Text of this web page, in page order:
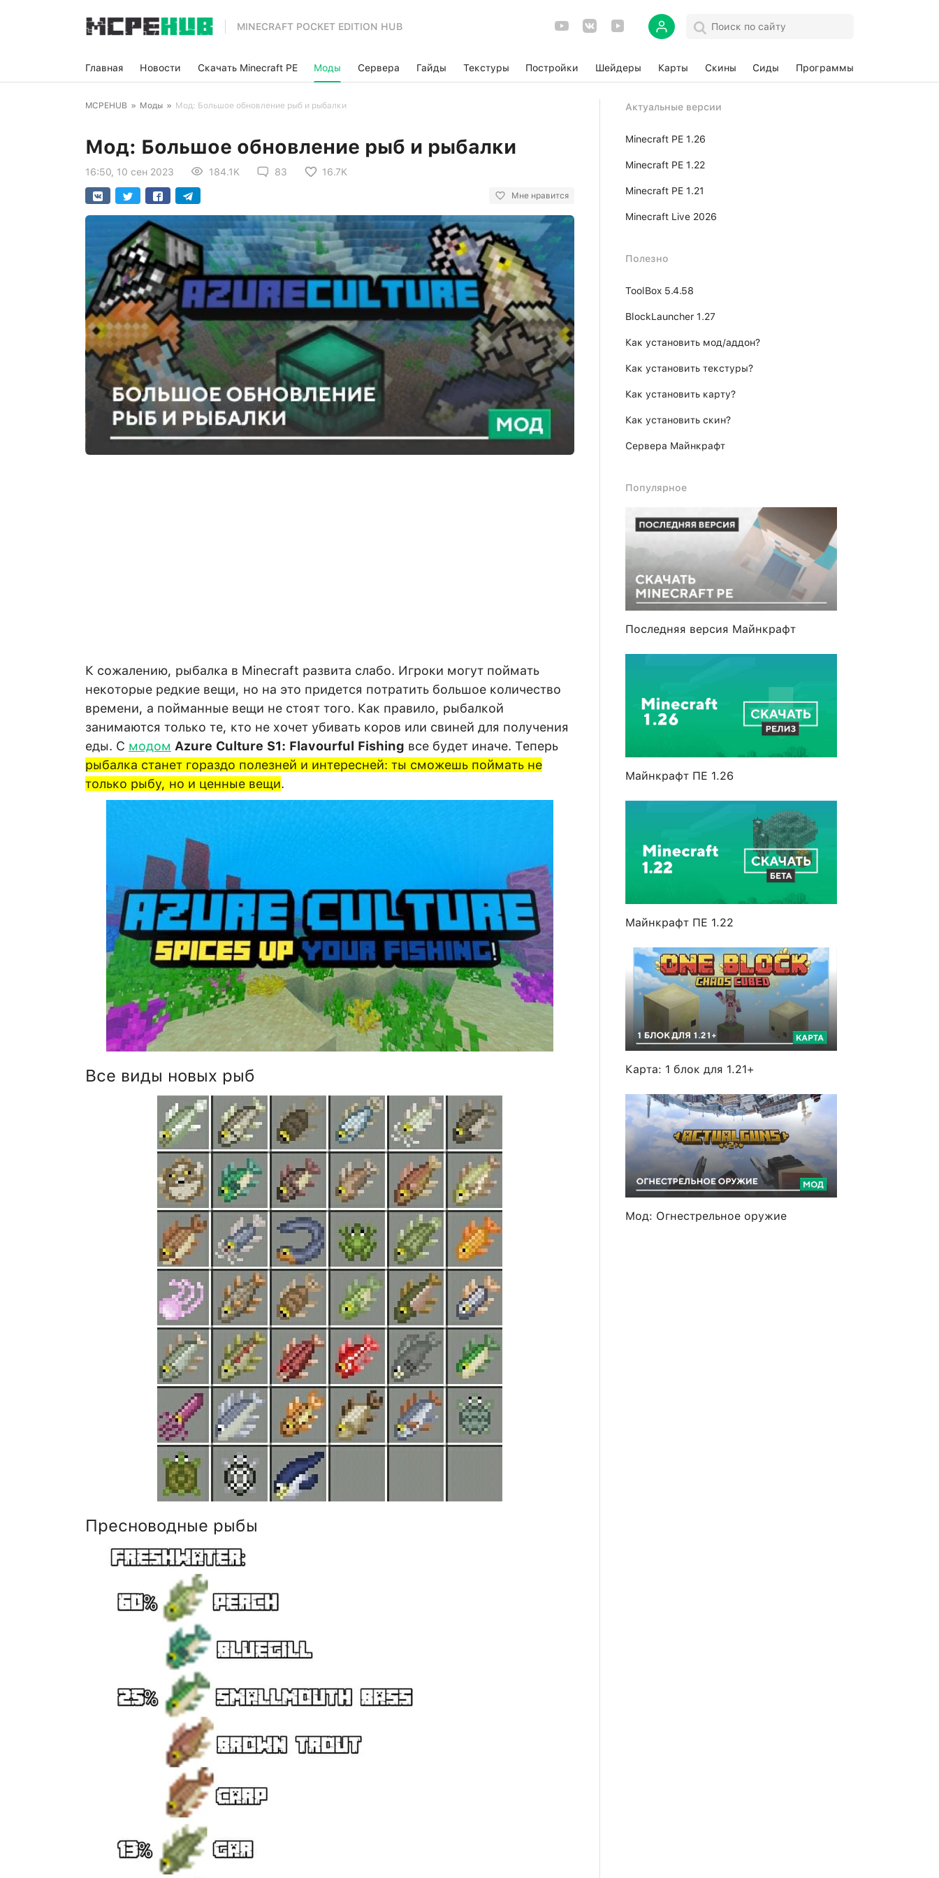
MINECRAFT POCKET EDITION HUB
Главная Новости Скачать Minecraft PE Моды Сервера Гайды Текстуры Постройки Шейдеры Карты Скины Сиды Программы
MCPEHUB » Моды » Мод: Большое обновление рыб и рыбалки
Мод: Большое обновление рыб и рыбалки
16:50, 10 сен 2023 184.1K 83 16.7K
Мне нравится
К сожалению, рыбалка в Minecraft развита слабо. Игроки могут поймать
некоторые редкие вещи, но на это придется потратить большое количество
времени, а пойманные вещи не стоят того. Как правило, рыбалкой
занимаются только те, кто не хочет убивать коров или свиней для получения
еды. С модом Azure Culture S1: Flavourful Fishing все будет иначе. Теперь
рыбалка станет гораздо полезней и интересней: ты сможешь поймать не
только рыбу, но и ценные вещи.
Все виды новых рыб
Пресноводные рыбы
Актуальные версии
Minecraft PE 1.26
Minecraft PE 1.22
Minecraft PE 1.21
Minecraft Live 2026
Полезно
ToolBox 5.4.58
BlockLauncher 1.27
Как установить мод/аддон?
Как установить текстуры?
Как установить карту?
Как установить скин?
Сервера Майнкрафт
Популярное
Последняя версия Майнкрафт
Майнкрафт ПЕ 1.26
Майнкрафт ПЕ 1.22
Карта: 1 блок для 1.21+
Мод: Огнестрельное оружие